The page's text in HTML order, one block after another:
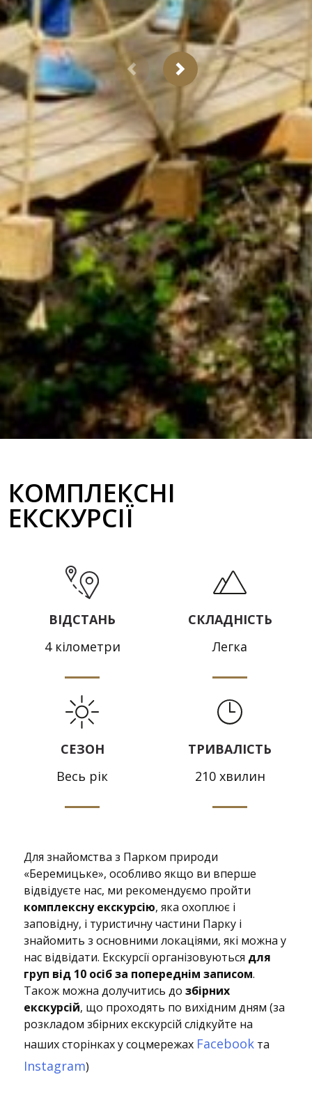
КОМПЛЕКСНІ
ЕКСКУРСІЇ
ВІДСТАНЬ
4 кілометри
СКЛАДНІСТЬ
Легка
СЕЗОН
Весь рік
ТРИВАЛІСТЬ
210 хвилин
Для знайомства з Парком природи
«Беремицьке», особливо якщо ви вперше
відвідуєте нас, ми рекомендуємо пройти
комплексну екскурсію, яка охоплює і
заповідну, і туристичну частини Парку і
знайомить з основними локаціями, які можна у
нас відвідати. Екскурсії організовуються для
груп від 10 осіб за попереднім записом.
Також можна долучитись до збірних
екскурсій, що проходять по вихідним дням (за
розкладом збірних екскурсій слідкуйте на
наших сторінках у соцмережах Facebook та
Instagram)